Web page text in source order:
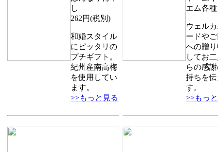
し
262円(税別)
和婚スタイル
にピッタリの
プチギフト。
紀州産南高梅
を使用してい
ます。
>>もっと見る
エム各種
ウェル
ードや
への贈
してお
らの感
持ちを
す。
>>もっ